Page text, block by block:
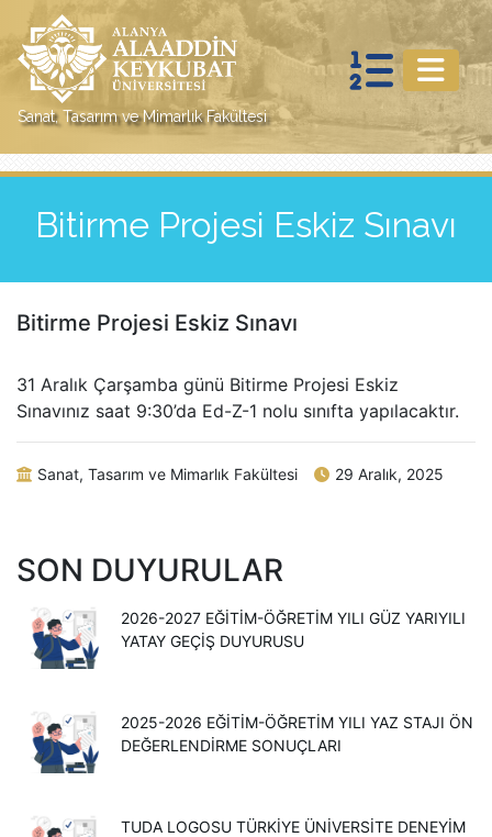
Sanat, Tasarım ve Mimarlık Fakültesi
Bitirme Projesi Eskiz Sınavı
Bitirme Projesi Eskiz Sınavı
31 Aralık Çarşamba günü Bitirme Projesi Eskiz
Sınavınız saat 9:30’da Ed-Z-1 nolu sınıfta yapılacaktır.
Sanat, Tasarım ve Mimarlık Fakültesi 29 Aralık, 2025
SON DUYURULAR
2026-2027 EĞİTİM-ÖĞRETİM YILI GÜZ YARIYILI
YATAY GEÇİŞ DUYURUSU
2025-2026 EĞİTİM-ÖĞRETİM YILI YAZ STAJI ÖN
DEĞERLENDİRME SONUÇLARI
TUDA LOGOSU TÜRKIYE ÜNIVERSITE DENEYIM